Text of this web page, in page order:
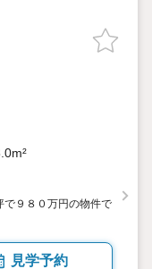
で９８０万円の物件で
見学予約